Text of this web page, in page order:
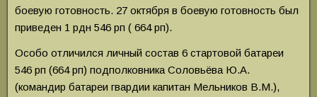
боевую готовность. 27 октября в боевую готовность был
приведен 1 рдн 546 рп ( 664 рп).
Особо отличился личный состав 6 стартовой батареи
546 рп (664 рп) подполковника Соловьёва Ю.А.
(командир батареи гвардии капитан Мельников В.М.),